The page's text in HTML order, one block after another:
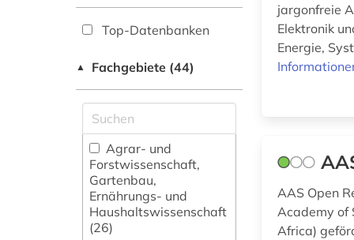
Top-Datenbanken
▲ Fachgebiete (44)
Agrar- und
Forstwissenschaft,
Gartenbau,
Ernährungs- und
Haushaltswissenschaft
(26)
jargonfreie
Elektronik
Energie,
AAS Open
Academy of
Africa)